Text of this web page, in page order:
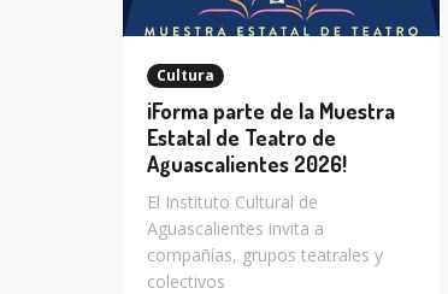
Cultura
¡Forma parte de la Muestra
Estatal de Teatro de
Aguascalientes 2026!
El Instituto Cultural de
Aguascalientes invita a
compañías, grupos teatrales y
colectivos